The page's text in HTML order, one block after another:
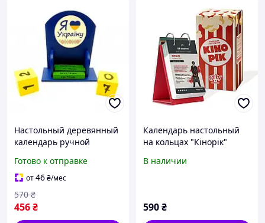
Настольный деревянный
календарь ручной
Люблю Украину
Готово к отправке
от46₴/мес
456₴
570 ₴
Календарь настольный
на кольцах "Кінорік"
В наличии
590₴